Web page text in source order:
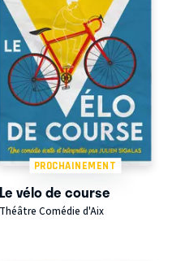
PROCHAINEMENT
Le vélo de course
Théâtre Comédie d'Aix